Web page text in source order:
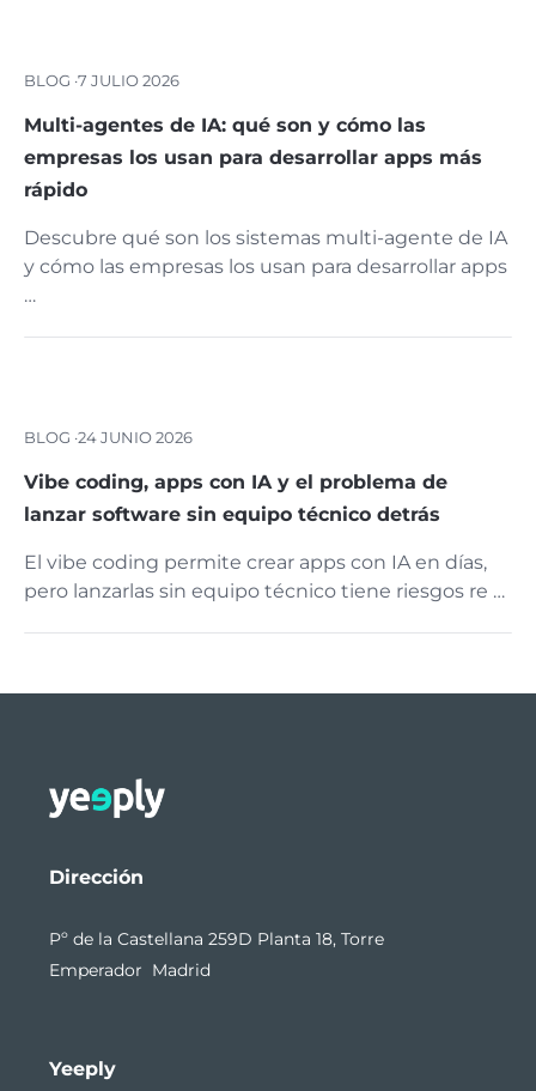
BLOG ·7 JULIO 2026
Multi-agentes de IA: qué son y cómo las
empresas los usan para desarrollar apps más
rápido
Descubre qué son los sistemas multi-agente de IA
y cómo las empresas los usan para desarrollar apps
…
BLOG ·24 JUNIO 2026
Vibe coding, apps con IA y el problema de
lanzar software sin equipo técnico detrás
El vibe coding permite crear apps con IA en días,
pero lanzarlas sin equipo técnico tiene riesgos re …
Dirección
Pº de la Castellana 259D Planta 18, Torre
Emperador Madrid
Yeeply